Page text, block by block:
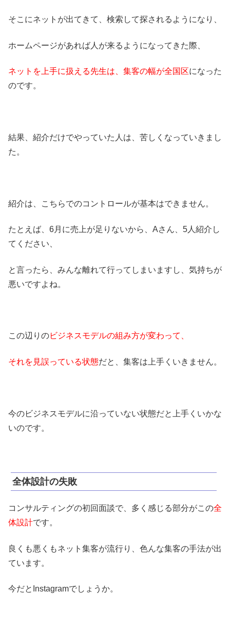
そこにネットが出てきて、検索して探されるようになり、
ホームページがあれば人が来るようになってきた際、
ネットを上手に扱える先生は、集客の幅が全国区になった
のです。
結果、紹介だけでやっていた人は、苦しくなっていきまし
た。
紹介は、こちらでのコントロールが基本はできません。
たとえば、6月に売上が足りないから、Aさん、5人紹介し
てください、
と言ったら、みんな離れて行ってしまいますし、気持ちが
悪いですよね。
この辺りのビジネスモデルの組み方が変わって、
それを見誤っている状態だと、集客は上手くいきません。
今のビジネスモデルに沿っていない状態だと上手くいかな
いのです。
全体設計の失敗
コンサルティングの初回面談で、多く感じる部分がこの全
体設計です。
良くも悪くもネット集客が流行り、色んな集客の手法が出
ています。
今だとInstagramでしょうか。